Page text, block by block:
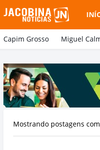
Capim Grosso Miguel
Mostrando postagens